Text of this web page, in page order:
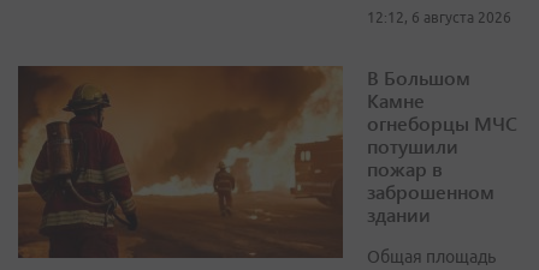
12:12, 6 августа 2026
В Большом
Камне
огнеборцы МЧС
потушили
пожар в
заброшенном
здании
Общая площадь